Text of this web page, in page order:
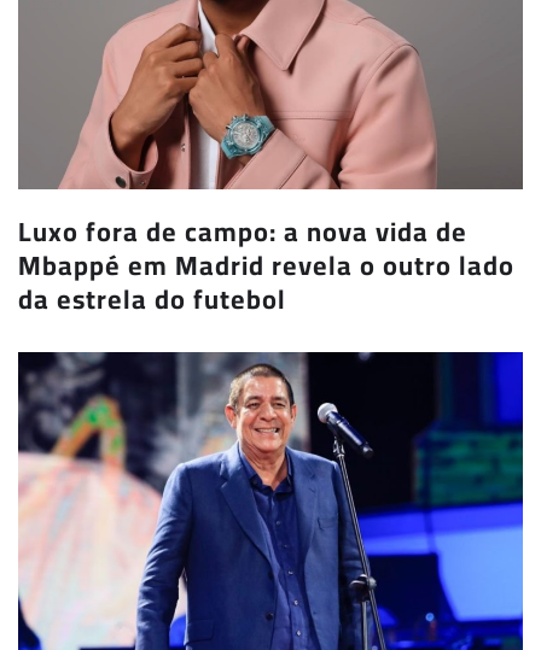
Luxo fora de campo: a nova vida de
Mbappé em Madrid revela o outro lado
da estrela do futebol